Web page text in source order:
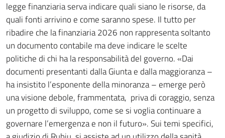
legge finanziaria serva indicare quali siano le risorse, da
quali fonti arrivino e come saranno spese. Il tutto per
ribadire che la finanziaria 2026 non rappresenta soltanto
un documento contabile ma deve indicare le scelte
politiche di chi ha la responsabilità del governo. «Dai
documenti presentanti dalla Giunta e dalla maggioranza –
ha insistito l’esponente della minoranza – emerge però
una visione debole, frammentata, priva di coraggio, senza
un progetto di sviluppo, come se si voglia continuare a
governare l’emergenza e non il futuro». Sui temi specifici,